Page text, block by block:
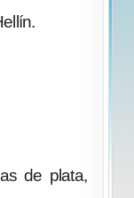
de plata,